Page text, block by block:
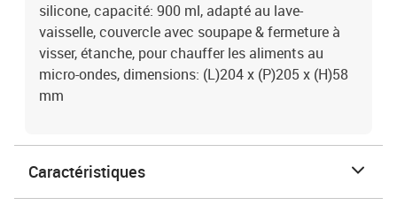
silicone, capacité: 900 ml, adapté au lave-
vaisselle, couvercle avec soupape & fermeture à
visser, étanche, pour chauffer les aliments au
micro-ondes, dimensions: (L)204 x (P)205 x (H)58
mm
Caractéristiques